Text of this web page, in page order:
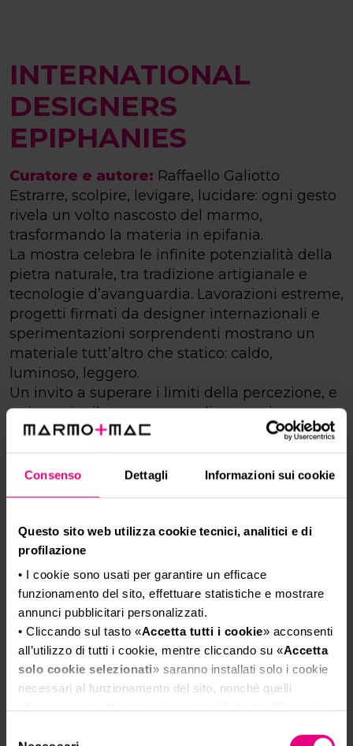
Consenso Dettagli Informazioni sui cookie
Questo sito web utilizza cookie tecnici, analitici e di
profilazione
• I cookie sono usati per garantire un efficace
funzionamento del sito, effettuare statistiche e mostrare
annunci pubblicitari personalizzati.
• Cliccando sul tasto «Accetta tutti i cookie» acconsenti
all’utilizzo di tutti i cookie, mentre cliccando su «Accetta
solo cookie selezionati» saranno installati solo i cookie
necessari al funzionamento del sito, nonché quelli
INTERNATIONAL
DESIGNERS
EPIPHANIES
Curatore e autore: Raffaello Galiotto
Estrarre, scolpire, levigare, lucidare: ogni gesto
rivela un volto nascosto del marmo,
trasformando la materia in epifania.
La mostra celebra le infinite potenzialità della
pietra naturale, tra tradizione artigianale e
tecnologie d’avanguardia. Lavorazioni estreme,
progetti firmati da designer internazionali e
sperimentazioni sorprendenti mostrano un
materiale tutt’altro che statico: caldo,
luminoso, leggero.
Un invito a superare i limiti della percezione, e
a riscoprire il marmo come linguaggio
progettuale contemporaneo.
Contribuisci con la tua esperienza a ridefinire il
futuro del lapideo.